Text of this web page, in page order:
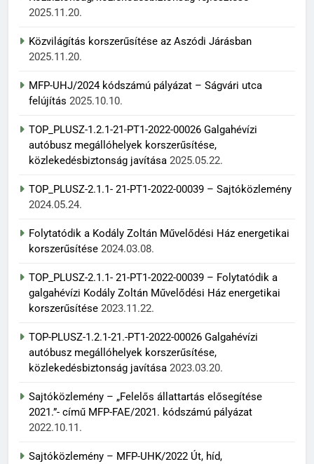
2025.11.20.
Közvilágítás korszerűsítése az Aszódi Járásban
2025.11.20.
MFP-UHJ/2024 kódszámú pályázat – Ságvári utca
felújítás 2025.10.10.
TOP_PLUSZ-1.2.1-21-PT1-2022-00026 Galgahévízi
autóbusz megállóhelyek korszerűsítése,
közlekedésbiztonság javítása 2025.05.22.
TOP_PLUSZ-2.1.1- 21-PT1-2022-00039 – Sajtóközlemény
2024.05.24.
Folytatódik a Kodály Zoltán Művelődési Ház energetikai
korszerűsítése 2024.03.08.
TOP_PLUSZ-2.1.1- 21-PT1-2022-00039 – Folytatódik a
galgahévízi Kodály Zoltán Művelődési Ház energetikai
korszerűsítése 2023.11.22.
TOP-PLUSZ-1.2.1-21.-PT1-2022-00026 Galgahévízi
autóbusz megállóhelyek korszerűsítése,
közlekedésbiztonság javítása 2023.03.20.
Sajtóközlemény – „Felelős állattartás elősegítése
2021.”- című MFP-FAE/2021. kódszámú pályázat
2022.10.11.
Sajtóközlemény – MFP-UHK/2022 Út, híd,